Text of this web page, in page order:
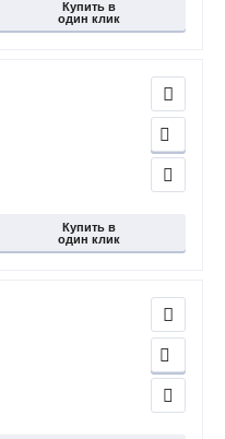
Купить в
один клик
Купить в
один клик